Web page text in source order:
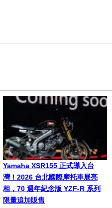
Yamaha XSR155 正式導入台
灣！2026 台北國際摩托車展亮
相，70 週年紀念版 YZF-R 系列
限量追加販售